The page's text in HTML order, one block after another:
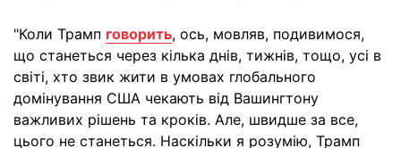
"Коли Трамп говорить, ось, мовляв, подивимося,
що станеться через кілька днів, тижнів, тощо, усі в
світі, хто звик жити в умовах глобального
домінування США чекають від Вашингтону
важливих рішень та кроків. Але, швидше за все,
цього не станеться. Наскільки я розумію, Трамп